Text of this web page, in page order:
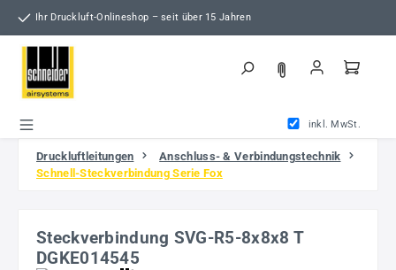
Zum Hauptinhalt springen
Ihr Druckluft-Onlineshop – seit über 15 Jahren
inkl. MwSt.
Druckluftleitungen
Anschluss- & Verbindungstechnik
Schnell-Steckverbindung Serie Fox
Steckverbindung SVG-R5-8x8x8 T
DGKE014545